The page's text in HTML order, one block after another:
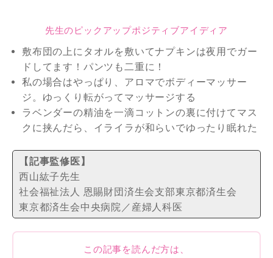
先生のピックアップポジティブアイディア
敷布団の上にタオルを敷いてナプキンは夜用でガー
ドしてます！パンツも二重に！
私の場合はやっぱり、アロマでボディーマッサー
ジ。ゆっくり転がってマッサージする
ラベンダーの精油を一滴コットンの裏に付けてマス
クに挟んだら、イライラが和らいでゆったり眠れた
【記事監修医】
西山紘子先生
社会福祉法人 恩賜財団済生会支部東京都済生会
東京都済生会中央病院／産婦人科医
この記事を読んだ方は、